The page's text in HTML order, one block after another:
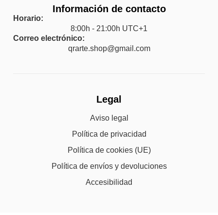
Información de contacto
Horario:
8:00h - 21:00h UTC+1
Correo electrónico:
qrarte.shop@gmail.com
Legal
Aviso legal
Política de privacidad
Política de cookies (UE)
Política de envíos y devoluciones
Accesibilidad